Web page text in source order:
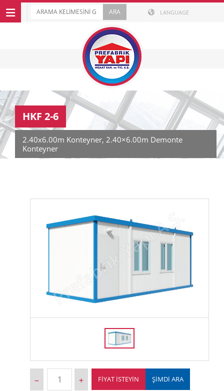
LANGUAGE
HKF 2-6
2.40x6.00m Konteyner, 2.40×6.00m Demonte
Konteyner
FIYAT İSTEYIN ŞİMDİ ARA